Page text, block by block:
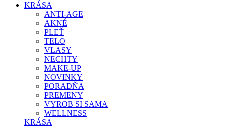
KRÁSA
ANTI-AGE
AKNÉ
PLEŤ
TELO
VLASY
NECHTY
MAKE-UP
NOVINKY
PORADŇA
PREMENY
VYROB SI SAMA
WELLNESS
KRÁSA